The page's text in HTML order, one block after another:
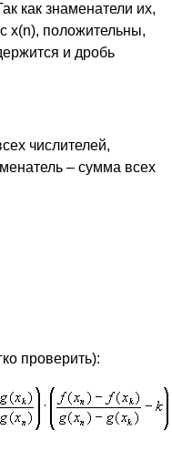
как знаменатели их,
x(n), положительны,
и дробь
числителей,
– сумма всех
проверить):